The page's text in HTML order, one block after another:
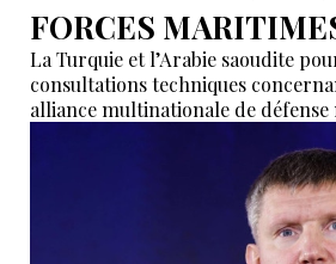
FORCES
La Turquie et l’Arabie saoudite
consultations techniques
alliance multinationale de
dans le détroit de Bab el-Mandeb